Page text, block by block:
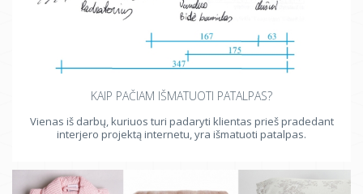
KAIP PAČIAM IŠMATUOTI PATALPAS?
Vienas iš darbų, kuriuos turi padaryti klientas prieš pradedant
interjero projektą internetu, yra išmatuoti patalpas.